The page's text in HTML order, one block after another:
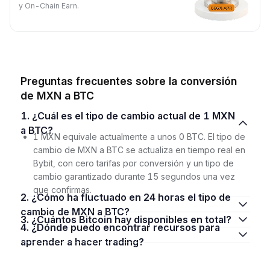
y On-Chain Earn.
Preguntas frecuentes sobre la conversión
de MXN a BTC
1. ¿Cuál es el tipo de cambio actual de 1 MXN
a BTC?
1 MXN equivale actualmente a unos 0 BTC. El tipo de
cambio de MXN a BTC se actualiza en tiempo real en
Bybit, con cero tarifas por conversión y un tipo de
cambio garantizado durante 15 segundos una vez
que confirmas.
2. ¿Cómo ha fluctuado en 24 horas el tipo de
cambio de MXN a BTC?
3. ¿Cuántos Bitcoin hay disponibles en total?
4. ¿Dónde puedo encontrar recursos para
aprender a hacer trading?